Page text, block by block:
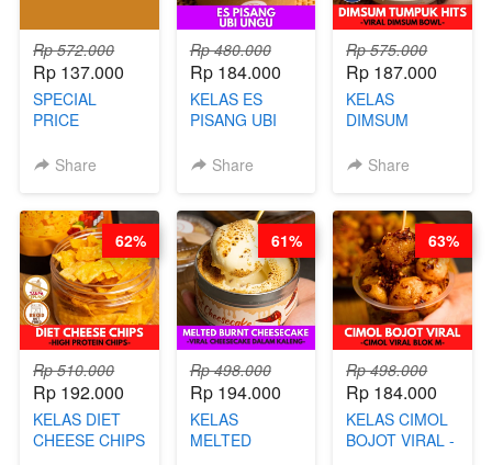
Rp 572.000
Rp 137.000
SPECIAL
PRICE
KELAS CAKWE
DITA
(TANGGAL 10
AGS HARGA
NAIK! )
Share
Rp 480.000
Rp 184.000
KELAS ES
PISANG UBI
CHEF DITA
Share
Rp 575.000
Rp 187.000
KELAS
DIMSUM
- VIRAL
STEPHANIE
Share
Rp 510.000
Rp 192.000
KELAS DIET
CHEESE CHIPS
62%
Rp 498.000
Rp 194.000
KELAS
MELTED
61%
Rp 498.000
Rp 184.000
KELAS CIMOL
BOJOT VIRAL -
63%